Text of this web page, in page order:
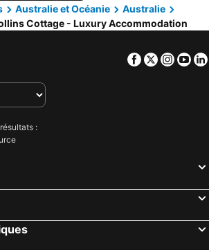
Australie et Océanie
Australie
Cottage - Luxury Accommodation
Facebook
Twitter
: